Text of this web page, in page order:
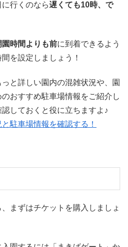
行くのなら遅くても10時、で
園時間よりも前に到着できるよう
を設定しましょう！
と詳しい園内の混雑状況や、園
おすすめ駐車場情報をご紹介し
しておくと役に立ちますよ♪
駐車場情報を確認する！
まずはチケットを購入しましょ